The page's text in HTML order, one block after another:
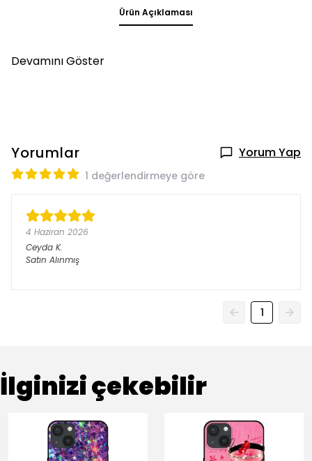
Ürün Açıklaması
Devamını Göster
Yorumlar Yorum Yap
1 değerlendirmeye göre
4 Haziran 2026
Ceyda K.
Satın Alınmış
1
İlginizi çekebilir